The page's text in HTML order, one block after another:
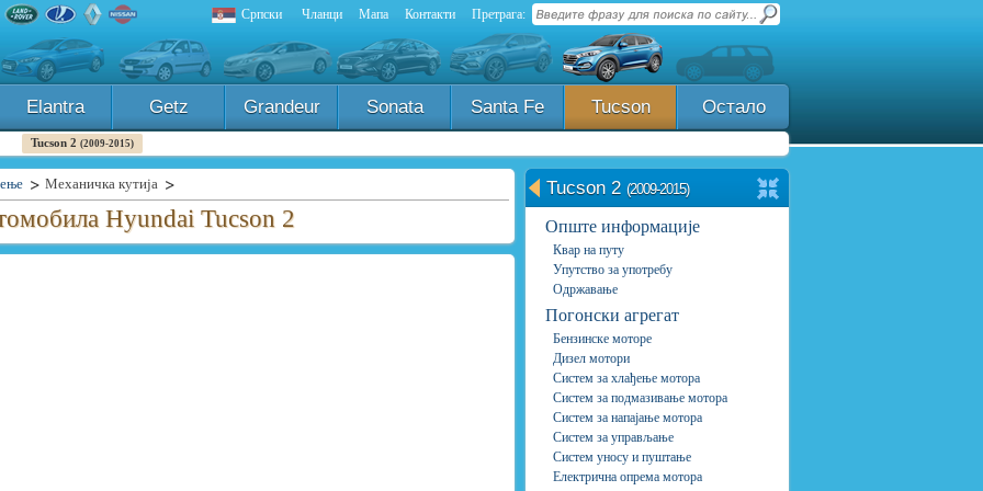
Српски Чланци Мапа Контакти Претрага:
Elantra Getz Grandeur Sonata Santa Fe Tucson Остало
Tucson 2 (2009-2015)
Механичка кутија
Hyundai Tucson 2
Tucson 2 (2009-2015)
Опште информације
Квар на путу
Упутство за употребу
Одржавање
Погонски агрегат
Бензинске моторе
Дизел мотори
Систем за хлађење мотора
Систем за подмазивање мотора
Систем за напајање мотора
Систем за управљање
Систем уносу и пуштање
Електрична опрема мотора